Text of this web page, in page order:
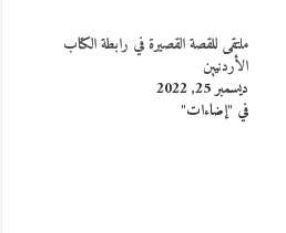
ملتقى للقصة القصيرة في رابطة الكتاب
الأردنيين
ديسمبر 25, 2022
في "إضاءات"